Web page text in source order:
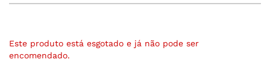
Este produto está esgotado e já não pode ser
encomendado.